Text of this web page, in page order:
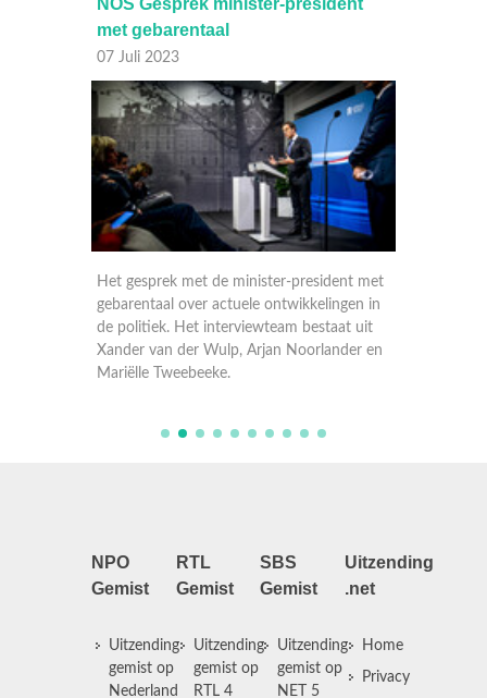
met gebarentaal
07 Juli 2023
Het gesprek met de minister-president met
gebarentaal over actuele ontwikkelingen in
de politiek. Het interviewteam bestaat uit
Xander van der Wulp, Arjan Noorlander en
Mariëlle Tweebeeke.
NPO
Gemist
Uitzending
gemist op
Nederland
RTL
Gemist
Uitzending
gemist op
RTL 4
SBS
Gemist
Uitzending
gemist op
NET 5
Uitzending
.net
Home
Privacy